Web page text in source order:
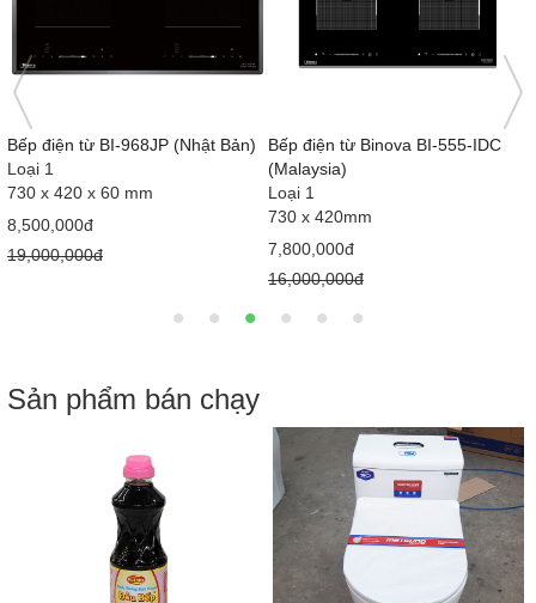
555-IDC
Bếp điện từ Binova BI-555GM
Loại 1
Bếp điện từ BI-
Sản phẩm bán chạy